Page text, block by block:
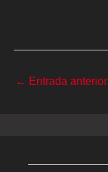
← Entrada anterior